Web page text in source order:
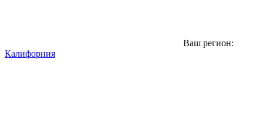
Ваш регион:
Калифорния